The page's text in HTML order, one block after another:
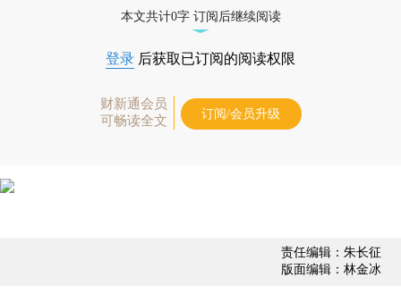
本文共计0字 订阅后继续阅读
登录 后获取已订阅的阅读权限
财新通会员
可畅读全文
订阅/会员升级
责任编辑：朱长征
版面编辑：林金冰